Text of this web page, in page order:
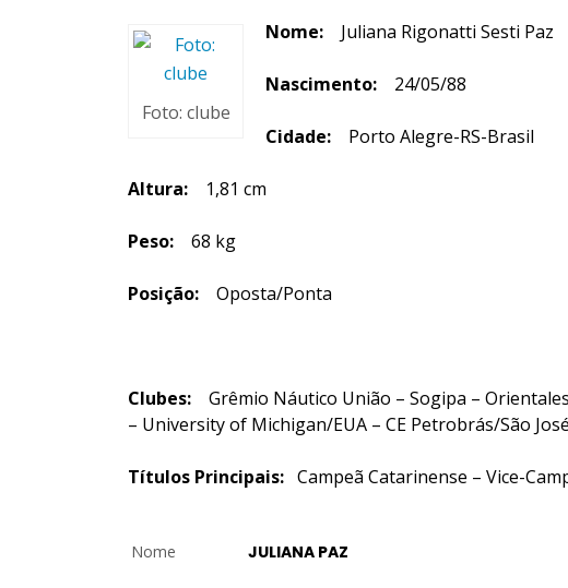
Foto: clube
Nome: Juliana Rigonatti Sesti Paz
Nascimento: 24/05/88
Cidade: Porto Alegre-RS-Brasil
Altura: 1,81 cm
Peso: 68 kg
Posição: Oposta/Ponta
Clubes: Grêmio Náutico União – Sogipa –
– University of Michigan/EUA – CE Petrobrás/São
Títulos Principais: Campeã Catarinense – Vice-
Nome JULIANA PAZ